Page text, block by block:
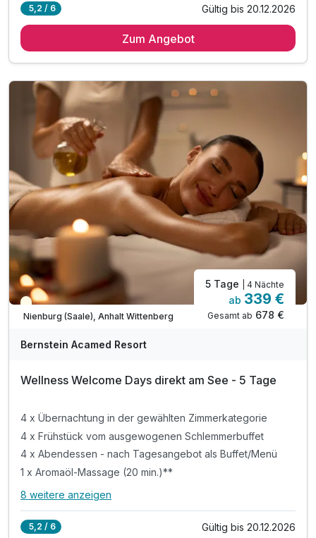
3 x vielfältiges, regionales Frühstücksbuffet
1 x Begrüßungscocktail
1 x Bernstein-Souvenir als Abschiedsgeschenk
1 x Wellnesstasche: Bademantel und Saunatuch
inkl. Zugang zum Wellnessbereich „Salzkristall“
inkl. vielfältige Saunalandschaft & Dampfbad
inkl. beheizter Außenpool (ganzjährig)
inkl. Nutzung der Minigolfanlage
inkl. Nutzung der Spiel- und Leseecke
5,2 / 6 Gültig bis 20.12.2026
Zum Angebot
WAR
202
Teilweise ausgelastet
Nienburg (Saale), Anhalt Wittenberg
5 Tage | 4 Nächte
ab 339 €
Gesamt ab 678 €
Bernstein Acamed Resort
Wellness Welcome Days direkt am See - 5 Tage
4 x Übernachtung in der gewählten Zimmerkategorie
4 x Frühstück vom ausgewogenen Schlemmerbuffet
4 x Abendessen - nach Tagesangebot als Buffet/Menü
1 x Aromaöl-Massage (20 min.)**
Alle Inklusivleistungen
8 weitere anzeigen
5,2 / 6 Gültig bis 20.12.2026